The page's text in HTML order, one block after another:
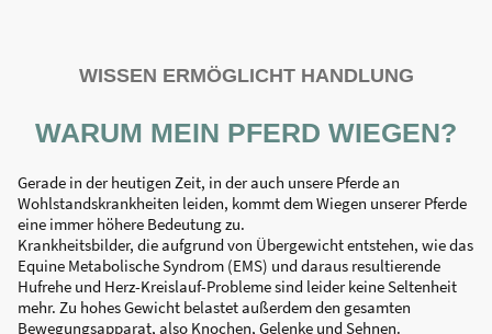
WISSEN ERMÖGLICHT HANDLUNG
WARUM MEIN PFERD WIEGEN?
Gerade in der heutigen Zeit, in der auch unsere Pferde an
Wohlstandskrankheiten leiden, kommt dem Wiegen unserer Pferde
eine immer höhere Bedeutung zu.
Krankheitsbilder, die aufgrund von Übergewicht entstehen, wie das
Equine Metabolische Syndrom (EMS) und daraus resultierende
Hufrehe und Herz-Kreislauf-Probleme sind leider keine Seltenheit
mehr. Zu hohes Gewicht belastet außerdem den gesamten
Bewegungsapparat, also Knochen, Gelenke und Sehnen.